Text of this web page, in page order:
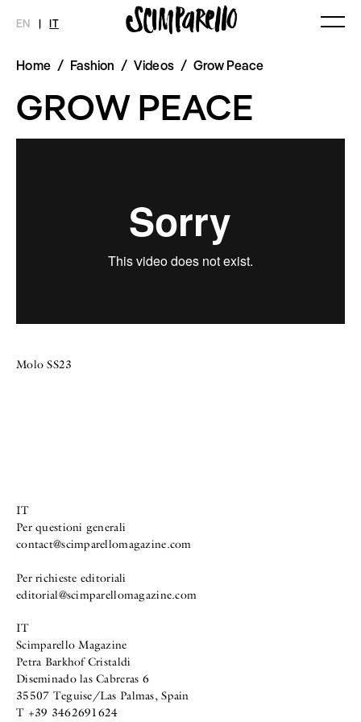
EN | IT
MAGAZINE
Ultimo Numero
Archivio
NOVITÀ MODA
Collezioni
Editoriali
Styling Tips
Chi siamo
Newsletter
Imprint
Home / Fashion / Videos / Grow Peace
GROW PEACE
Molo SS23
IT
Per questioni generali
contact@scimparellomagazine.com
Per richieste editoriali
editorial@scimparellomagazine.com
IT
Scimparello Magazine
Petra Barkhof Cristaldi
Diseminado las Cabreras 6
35507 Teguise/Las Palmas, Spain
T +39 3462691624